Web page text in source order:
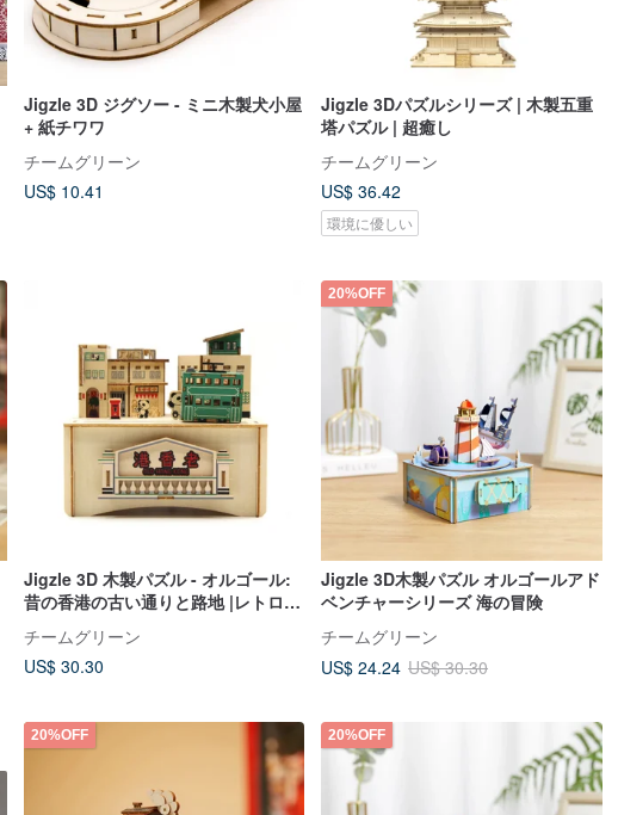
Jigzle 3D ジグソー - ミニ木製犬小屋
+ 紙チワワ
チームグリーン
US$ 10.41
Jigzle 3Dパズルシリーズ | 木製五重
塔パズル | 超癒し
チームグリーン
US$ 36.42
環境に優しい
Jigzle 3D 木製パズル - オルゴール:
昔の香港の古い通りと路地 |レトロ
ノスタルジック ハンドメイド
チームグリーン
US$ 30.30
20%OFF
Jigzle 3D木製パズル オルゴールアド
ベンチャーシリーズ 海の冒険
チームグリーン
US$ 24.24 US$ 30.30
20%OFF 20%OFF